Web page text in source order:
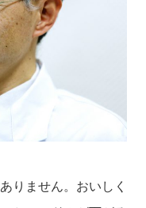
りません。おいしく